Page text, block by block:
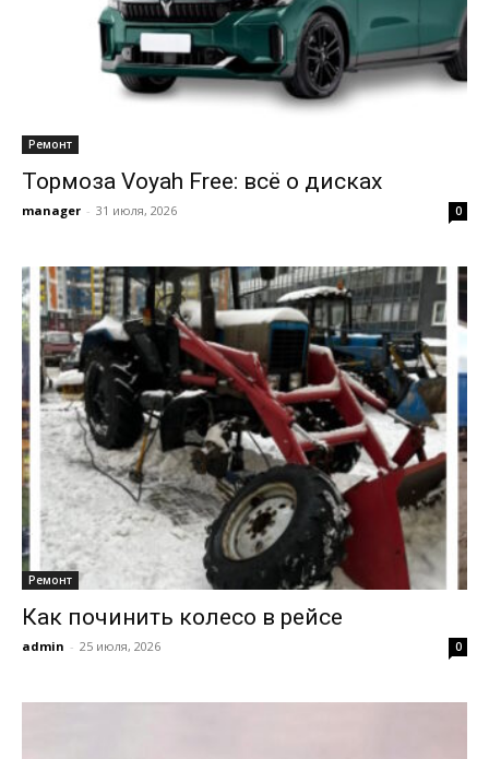
Ремонт
Тормоза Voyah Free: всё о дисках
manager - 31 июля, 2026 0
Ремонт
Как починить колесо в рейсе
admin - 25 июля, 2026 0